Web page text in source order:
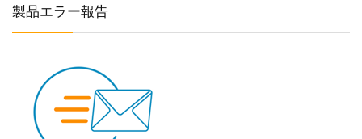
製品エラー報告